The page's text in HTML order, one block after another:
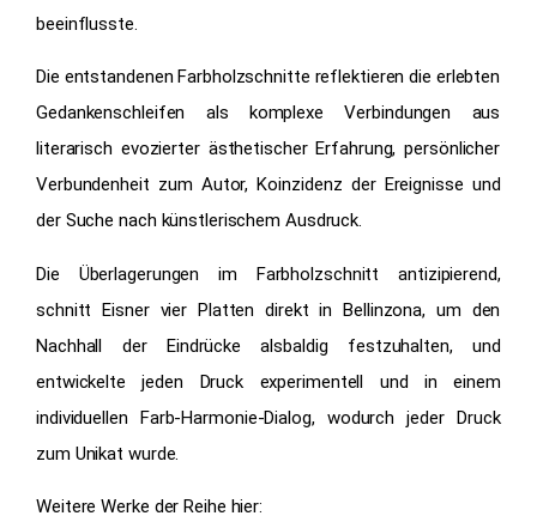
beeinflusste.
Die entstandenen Farbholzschnitte reflektieren die erlebten
Gedankenschleifen als komplexe Verbindungen aus
literarisch evozierter ästhetischer Erfahrung, persönlicher
Verbundenheit zum Autor, Koinzidenz der Ereignisse und
der Suche nach künstlerischem Ausdruck.
Die Überlagerungen im Farbholzschnitt antizipierend,
schnitt Eisner vier Platten direkt in Bellinzona, um den
Nachhall der Eindrücke alsbaldig festzuhalten, und
entwickelte jeden Druck experimentell und in einem
individuellen Farb-Harmonie-Dialog, wodurch jeder Druck
zum Unikat wurde.
Weitere Werke der Reihe hier: